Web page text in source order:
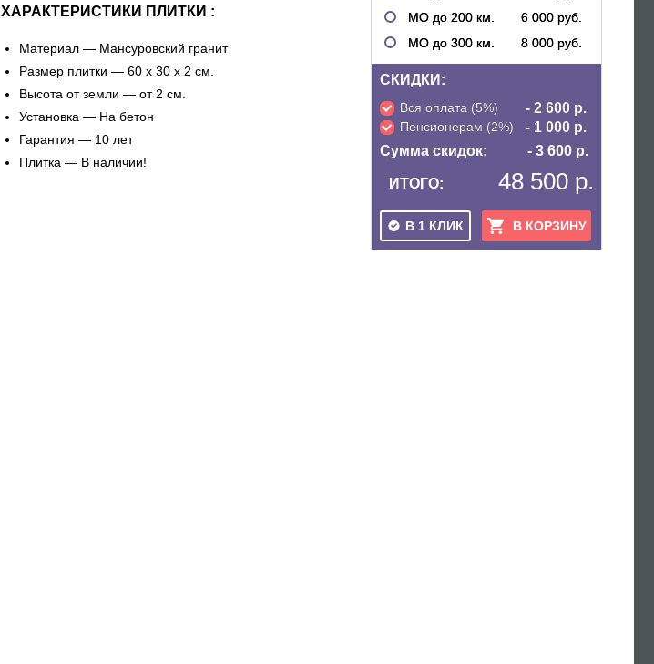
МО до 200 км.
6 000 руб.
МО до 300 км.
8 000 руб.
СКИДКИ:
Вся оплата (5%) - 2 600 р.
Пенсионерам (2%)
- 1 000 р.
Сумма скидок:
- 3 600 р.
ИТОГО: 48 500 р.
В 1 КЛИК В КОРЗИНУ
ХАРАКТЕРИСТИКИ ПЛИТКИ :
Материал — Мансуровский гранит
Размер плитки — 60 х 30 х 2 см.
Высота от земли — от 2 см.
Установка — На бетон
Гарантия — 10 лет
Плитка — В наличии!